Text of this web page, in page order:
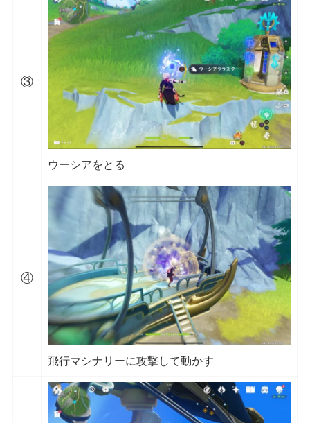
③
ウーシアをとる
④
飛行マシナリーに攻撃して動かす